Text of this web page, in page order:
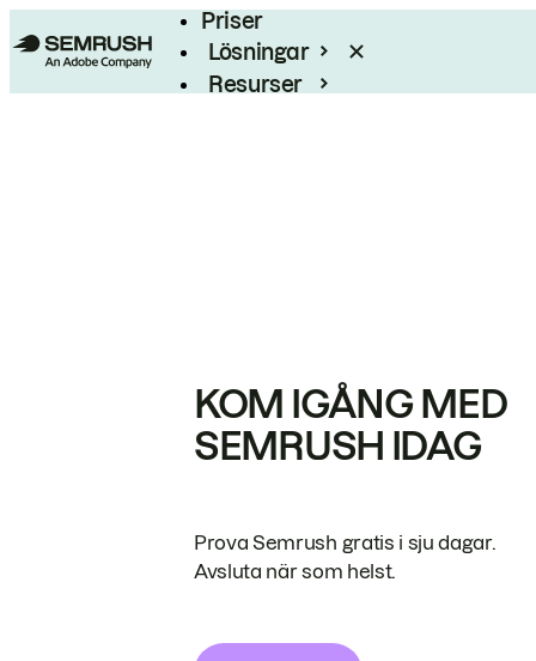
Priser
Lösningar
Resurser
KOM IGÅNG MED
SEMRUSH IDAG
Prova Semrush gratis i sju dagar.
Avsluta när som helst.